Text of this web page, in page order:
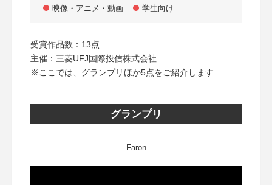
映像・アニメ・動画 学生向け
受賞作品数：13点
主催：三菱UFJ国際投信株式会社
※ここでは、グランプリほか5点をご紹介します
グランプリ
Faron